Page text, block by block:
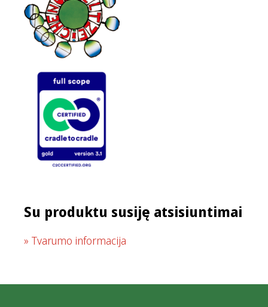
Su produktu susiję atsisiuntimai
Tvarumo informacija